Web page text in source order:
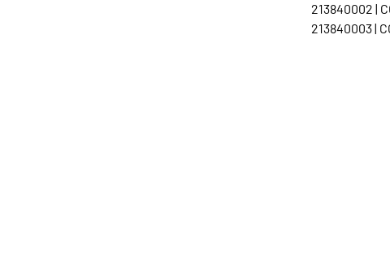
213840002 |
213840003 |